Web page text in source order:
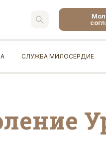
СЛУЖБА МИЛОСЕРДИЕ